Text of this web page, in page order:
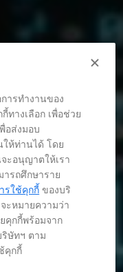
ารทำงานของ
ทางเลือก เพื่อช่วย
อส่งมอบ
ห้ท่านได้ โดย
ะอนุญาตให้เรา
ารถศึกษาราย
รใช้คุกกี้ ของบริ
ะหมายความว่า
คุกกี้พร้อมจาก
ษัทฯ ตาม
คุกกี้